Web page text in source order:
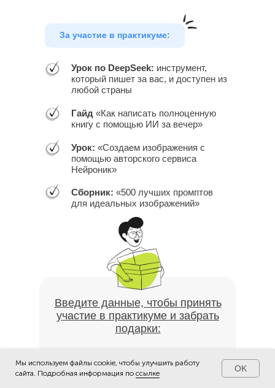
За участие в практикуме:
Введите данные, чтобы принять
участие в практикуме и забрать
подарки:
Урок по DeepSeek: инструмент,
который пишет за вас, и доступен из
любой страны
Гайд «Как написать полноценную
книгу с помощью ИИ за вечер»
Урок: «Создаем изображения с
помощью авторского сервиса
Нейроник»
Сборник: «500 лучших промптов
для идеальных изображений»
Мы используем файлы cookie, чтобы улучшить работу
сайта. Подробная информация по ссылке
OK